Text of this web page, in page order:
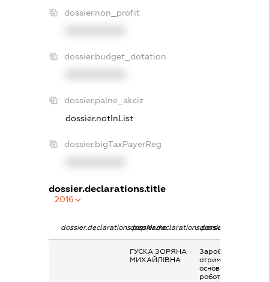
dossier.non_profit
dossier.budget_dotation
dossier.palne_akciz
dossier.notInList
dossier.bigTaxPayerReg
dossier.declarations.title
2016
dossier.declarations.pepNamedossier.declarations.personName
ГУСКА ЗОРЯНА
МИХАЙЛІВНА
Заробітна плата
отримана за
основним місцем
роботи